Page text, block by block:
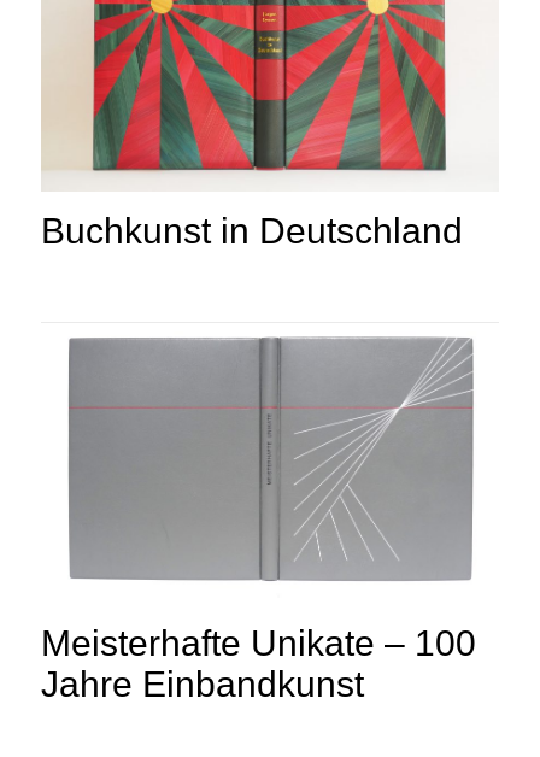
Buchkunst in Deutschland
Meisterhafte Unikate – 100
Jahre Einbandkunst